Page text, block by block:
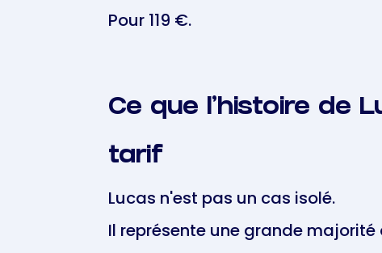
Pour 119 €.
Ce que l'histoire de
tarif
Lucas n'est pas un cas isolé.
Il représente une grande